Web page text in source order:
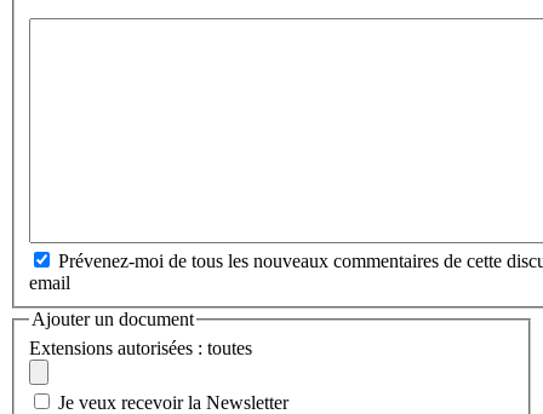
Prévenez-moi de tous les nouveaux commentaires de cette
email
Ajouter un document
Extensions autorisées : toutes
Je veux recevoir la Newsletter